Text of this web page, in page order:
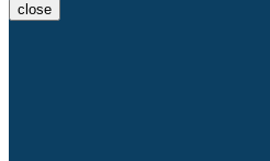
close